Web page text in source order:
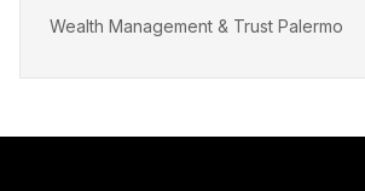
Wealth Management & Trust Palermo